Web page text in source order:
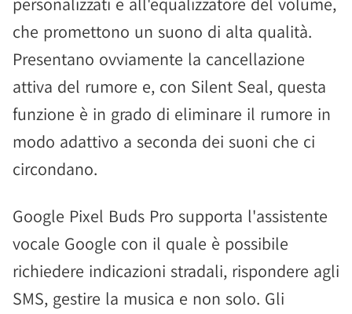
che promettono un suono di alta qualità.
Presentano ovviamente la cancellazione
attiva del rumore e, con Silent Seal, questa
funzione è in grado di eliminare il rumore in
modo adattivo a seconda dei suoni che ci
circondano.
Google Pixel Buds Pro supporta l'assistente
vocale Google con il quale è possibile
richiedere indicazioni stradali, rispondere agli
SMS, gestire la musica e non solo. Gli